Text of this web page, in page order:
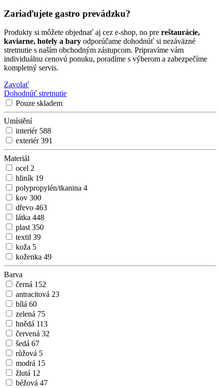
Zariaďujete gastro prevádzku?
Produkty si môžete objednať aj cez e-shop, no pre reštaurácie,
kaviarne, hotely a bary odporúčame dohodnúť si nezáväzné
stretnutie s naším obchodným zástupcom. Pripravíme vám
individuálnu cenovú ponuku, poradíme s výberom a zabezpečíme
kompletný servis.
Zavolať
Dohodnúť stretnutie
Pouze skladem
Umístění
interiér 588
exteriér391
Materiál
ocel 2
hliník 19
polypropylén/tkanina 4
kov 300
dřevo 463
látka 448
plast 350
textil 39
koža 5
koženka 49
Barva
černá 152
antracitová 23
bílá 60
zelená 75
hnědá 113
červená 32
šedá 67
růžová 5
modrá 15
žlutá 12
béžová 47